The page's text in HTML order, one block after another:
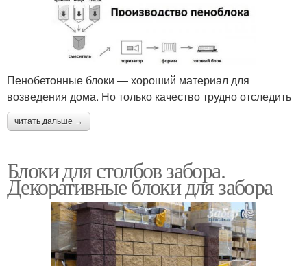
Пенобетонные блоки — хороший материал для
возведения дома. Но только качество трудно отследить
читать дальше →
Блоки для столбов забора.
Декоративные блоки для забора